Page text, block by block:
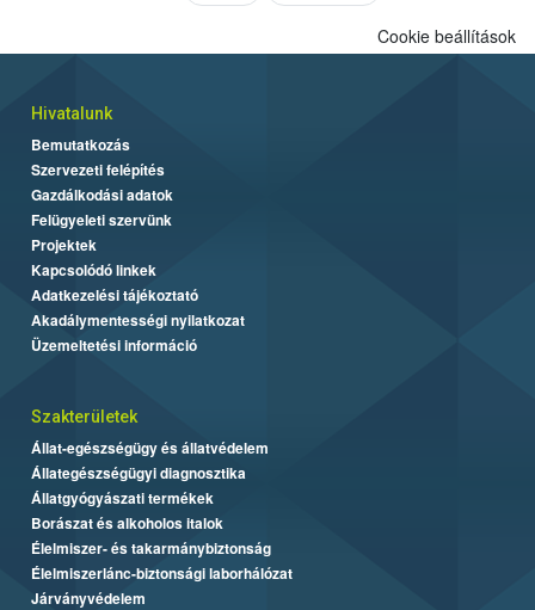
Cookie beállítások
Hivatalunk
Bemutatkozás
Szervezeti felépítés
Gazdálkodási adatok
Felügyeleti szervünk
Projektek
Kapcsolódó linkek
Adatkezelési tájékoztató
Akadálymentességi nyilatkozat
Üzemeltetési információ
Szakterületek
Állat-egészségügy és állatvédelem
Állategészségügyi diagnosztika
Állatgyógyászati termékek
Borászat és alkoholos italok
Élelmiszer- és takarmánybiztonság
Élelmiszerlánc-biztonsági laborhálózat
Járványvédelem